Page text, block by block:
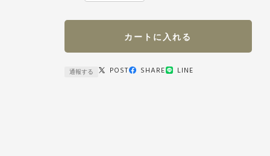
カートに入れる
POST SHARE LINE
通報する